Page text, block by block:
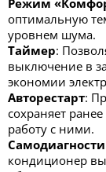
Режим
оптимальную
уровнем шума.
Таймер:
выключение в
экономии
Авторестарт:
сохраняет
работу с ними.
кондиционер